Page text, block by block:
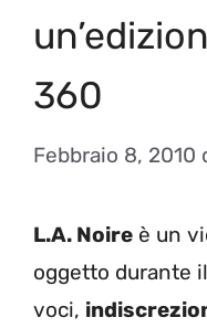
360
Febbraio 8, 2010
L.A. Noire è un
oggetto durante
voci,